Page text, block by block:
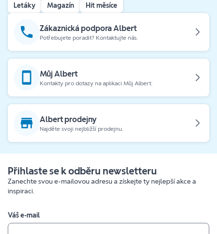
Letáky Magazín Hit měsíce
Zákaznická podpora Albert
Potřebujete poradit? Kontaktujte nás.
Můj Albert
Kontakty pro dotazy na aplikaci Můj Albert.
Albert prodejny
Najděte svoji nejbližší prodejnu.
Přihlaste se k odběru newsletteru
Zanechte svou e-mailovou adresu a získejte ty nejlepší akce a
inspiraci.
Váš e-mail